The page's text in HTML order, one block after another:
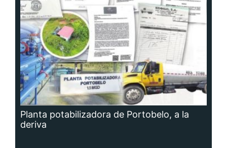
Planta potabilizadora de Portobelo, a la
deriva